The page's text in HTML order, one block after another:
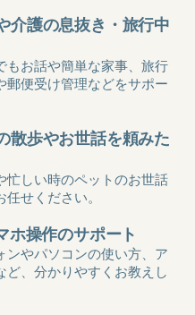
介護の息抜き・旅行中
もお話や簡単な家事、旅行
郵便受け管理などをサポー
散歩やお世話を頼みた
忙しい時のペットのお世話
せください。
操作のサポート
ンやパソコンの使い方、ア
ど、分かりやすくお教えし